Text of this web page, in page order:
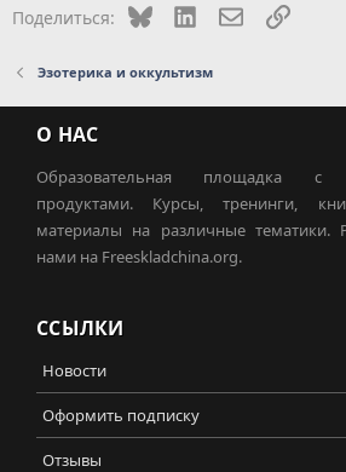
Поделиться: Bluesky LinkedIn Ссылка
Эзотерика и оккультизм
О НАС
Образовательная площадка с
продуктами. Курсы, тренинги,
материалы на различные тематики.
нами на Freeskladchina.org.
ССЫЛКИ
Новости
Оформить подписку
Отзывы